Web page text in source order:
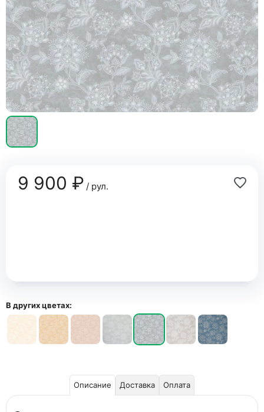
9 900 ₽/ рул.
В других цветах:
Описание Доставка Оплата